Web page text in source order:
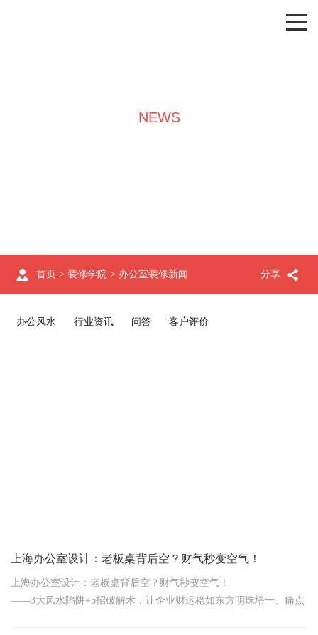
NEWS
分享
首页 > 装修学院 > 办公室装修新闻
办公风水 行业资讯 问答 客户评价
上海办公室设计：老板桌背后空？财气秒变空气！
上海办公室设计：老板桌背后空？财气秒变空气！
——3大风水陷阱+5招破解术，让企业财运稳如东方明珠塔一、痛点